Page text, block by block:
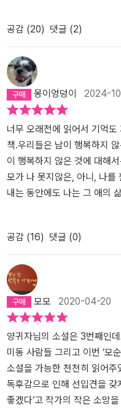
고 인생을 살아갈 궁리를 하
생각을 하는 것도 인물의 한
절정은 결말이다. (스포 있음
'나는 행복하게 사는 것처럼
용의 편지를 받고도 이모의
리는) 스스로의 감정을 배신
치면서 내린 선택이 과연 최
숙하고 어리석고 불합리한 판
까는 내용으로 읽혀서 나는
다. + 이 소설에는 (벌써 25
되어 있다. 스마트폰 대신 전
투스 스피커 대신 카세트 테
고 반드시 매표소에서 줄 서
히트한 이현우의 <헤어진 다
억하는 사람이라면 무척 반가
담는 일상이 횟수를 더해 갈
서서히 자연스러워지고 익숙
는 것만큼 쓰는 것도 참 좋구
유명하므로 검색만 해도 줄줄
배경에서 그려지는 예상되는
대한 편견 없이 접근하며 읽
부모님의 딸로서, 남동생의
다. 그러나 여자 안진진으로
과 방식 속에서 그녀를 사랑
문이다.그녀에게 머지않은
있다는 사실이 조금 의외로
사랑과는 거리가 멀 것이라
음속에 모든 것이 다 있는
상 속 아련한 유혹을 느끼게
이 동생인 이모의 심심한 사
출 수 있도록 꼼꼼하고 다정
꽤 그럴싸한 이모부처럼 모든
이 필요한 건 ‘안진진’의 마
삶의 갑갑함을 주는 포인트로
이모부와 나영규는 엄연히
의 저울질이 부정적으로 다
그녀에게 ‘결혼’이란 어쩌면
요한 기로, 행복과 불행의 그
겨졌을 테니까. 자신의 부모
공감 (20) 댓글 (2)
몽이엉덩이 2024-
너무 오래전에 읽어서 기억
책.우리들은 남이 행복하지
이 행복하지 않은 것에 대해
모가 나 못지않은, 아니, 나를
내는 동안에도 나는 그 애의
도 명료한 삶의 공식인가 말
의 것이었고 어머니의 삶은
에게 왜 이렇게 사느냐고 묻
도 예의에 벗어나는 질문이었
는 것도 결코 용납하지 않았
을 마주하지 않았다. 상처받
기 때문에.- P51'해질 녘에는
다 하늘이 저권부터 푸른색
할 수 없을만큼 가슴이 아프
물이 쏟아지는지 몰라. 안진
간시간에 하늘을 떠도는 쌉싸
아니고 밤도 아닌 그 시간, 주
공감 (16) 댓글 (0)
모모 2020-04-20
양귀자님의 소설은 3번째인
미동 사람들 그리고 이번 ‘모
소설을 가능한 천천히 읽어주
독후감으로 인해 선입견을
좋겠다‘고 작가의 작은 소망